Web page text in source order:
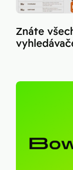
Znáte